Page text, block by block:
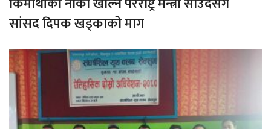
सांसद दिपक खड्काको माग